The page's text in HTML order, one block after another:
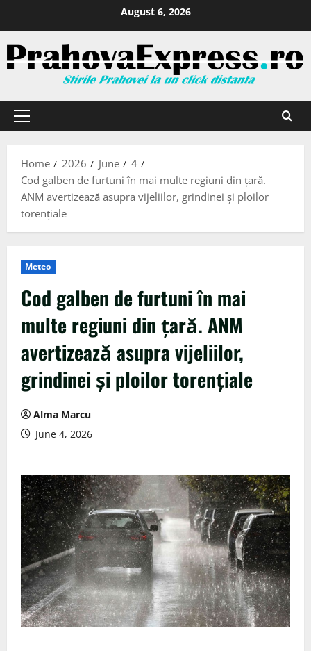
August 6, 2026
Home 2026 June
4
Cod galben de furtuni în mai multe regiuni din țară.
ANM avertizează asupra vijeliilor, grindinei și ploilor
torențiale
Meteo
Cod galben de furtuni în mai
multe regiuni din țară. ANM
avertizează asupra vijeliilor,
grindinei și ploilor torențiale
Alma Marcu
June 4, 2026